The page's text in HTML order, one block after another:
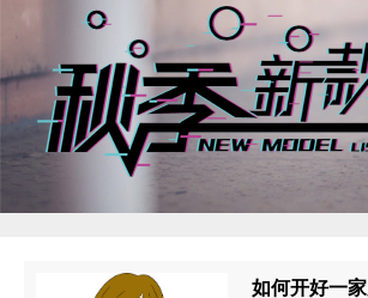
如何开好一